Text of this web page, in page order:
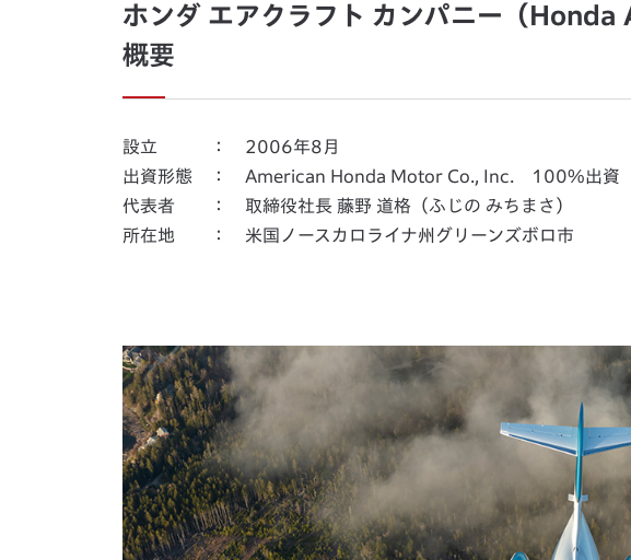
ホンダ エアクラフト カンパニー（
概要
設立 ： 2006年8月
出資形態 ： American Honda Motor Co., Inc. 100%出資
代表者 ： 取締役社長 藤野 道格（ふじの みちまさ）
所在地 ： 米国ノースカロライナ州グリーンズボロ市